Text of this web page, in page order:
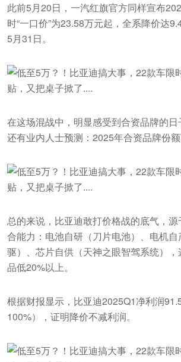
此前5月20日，一汽红旗官方同样宣布
时“一口价”为23.58万元起，全系降价达
5月31日。
在这场混战中，明显感受到合资品牌的日
还有业内人士预测：2025年合资品牌份额
总的来说，比亚迪敢打价格战的底气，
合能力：电池自研（刀片电池）、电机
驱）、芯片自供（天神之眼智驾系统）
品低20%以上。
根据财报显示，比亚迪2025Q1净利润
100%），证明降价不减利润。